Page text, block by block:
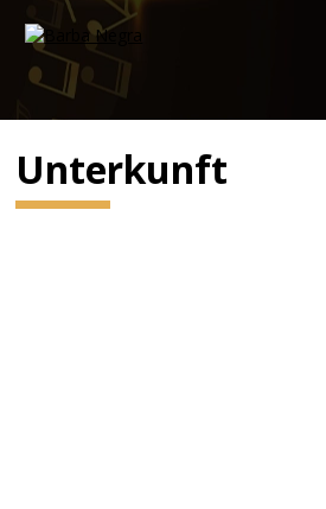
Unterkunft